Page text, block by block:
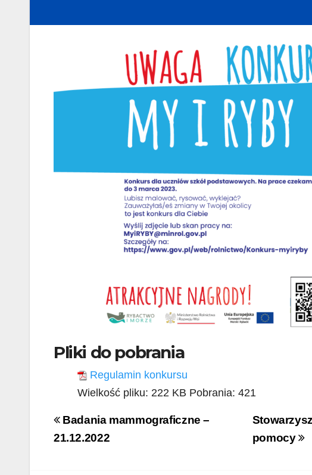
Pliki do pobrania
Regulamin konkursu
Wielkość pliku: 222 KB Pobrania: 421
Nawigacja
wpisu
pomocy
Badania mammograficzne –
21.12.2022